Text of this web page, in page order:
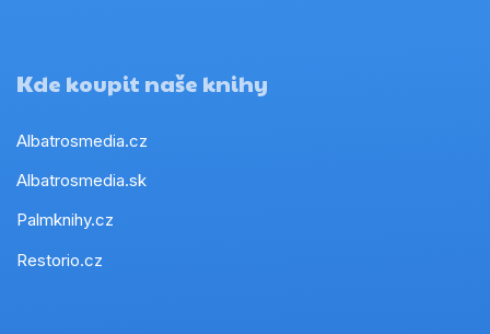
Kde koupit naše knihy
Albatrosmedia.cz
Albatrosmedia.sk
Palmknihy.cz
Restorio.cz